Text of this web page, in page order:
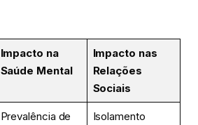
Impacto na
Saúde Mental
Impacto nas
Relações
Sociais
Prevalência de Isolamento